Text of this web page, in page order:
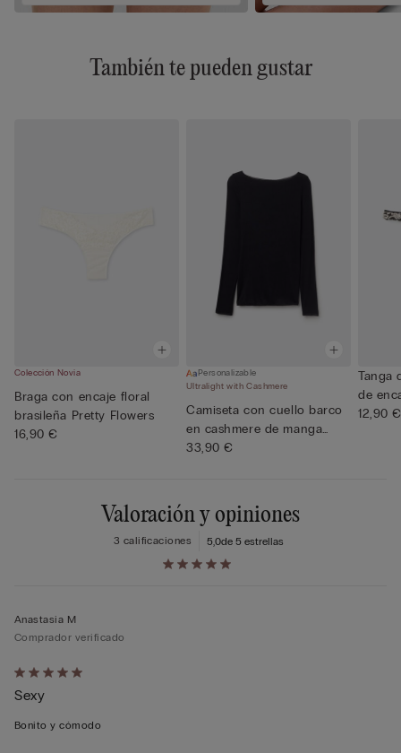
También te pueden gustar
Colección Novia
Braga con encaje floral
brasileña Pretty Flowers
16,90 €
Personalizable
Ultralight with Cashmere
Camiseta con cuello barco
en cashmere de manga
Lar...
33,90 €
Tanga
de
12,90 €
Valoración y opiniones
5,0de 5 estrellas
3 calificaciones
Calificación
de
5
Anastasia M
Comprador verificado
Sexy
Bonito y cómodo